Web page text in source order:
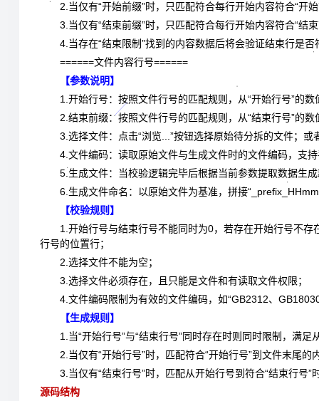
2.当仅有“开始前缀”时，只匹配符合每行开始内容符合“开
3.当仅有“结束前缀”时，只匹配符合每行开始内容符合“结
4.当存在“结束限制”找到的内容数据后将会验证结束行是
======文件内容行号======
【参数说明】
1.开始行号：按照文件行号的匹配规则，从“开始行号”的数
2.结束前缀：按照文件行号的匹配规则，从“结束行号”的数
3.选择文件：点击“浏览...”按钮选择原始待分拆的文件；或
4.文件编码：读取原始文件与生成文件时的文件编码，支
5.生成文件：当校验逻辑完毕后根据当前参数提取数据生
6.生成文件命名：以原始文件为基准，拼接
【校验规则】
1.开始行号与结束行号不能同时为0，若存在开始行号不
行号的位置行；
2.选择文件不能为空；
3.选择文件必须存在，且只能是文件和有读取文件权限；
4.文件编码限制为有效的文件编码，如“GB2312、
【生成规则】
1.当“开始行号”与“结束行号”同时存在时则同时限制，满
2.当仅有“开始行号”时，匹配符合“开始行号”到文件末尾的
3.当仅有“结束行号”时，匹配从开始行号到符合“结束行号”
源码结构